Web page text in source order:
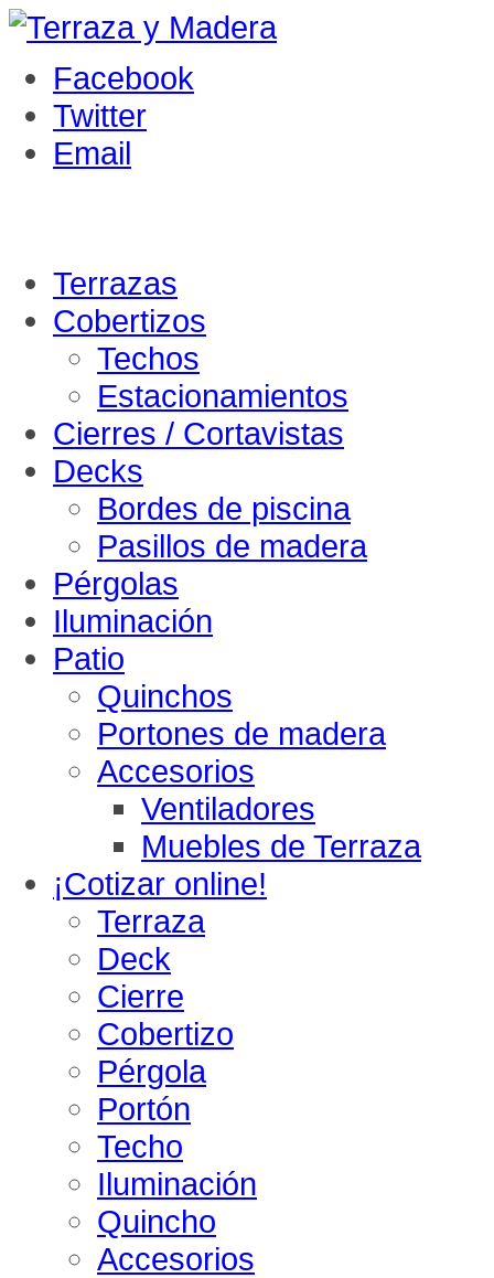
Facebook
Twitter
Email
Terrazas
Cobertizos
Techos
Estacionamientos
Cierres / Cortavistas
Decks
Bordes de piscina
Pasillos de madera
Pérgolas
Iluminación
Patio
Quinchos
Portones de madera
Accesorios
Ventiladores
Muebles de Terraza
¡Cotizar online!
Terraza
Deck
Cierre
Cobertizo
Pérgola
Portón
Techo
Iluminación
Quincho
Accesorios